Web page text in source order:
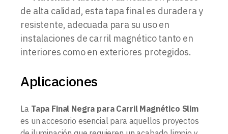
de alta calidad, esta tapa final es duradera y
resistente, adecuada para su uso en
instalaciones de carril magnético tanto en
interiores como en exteriores protegidos.
Aplicaciones
La Tapa Final Negra para Carril Magnético Slim
es un accesorio esencial para aquellos proyectos